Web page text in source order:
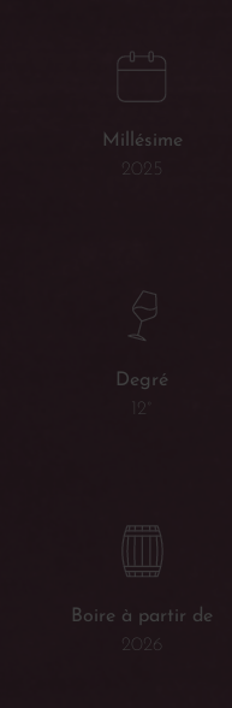
Millésime
2025
Degré
12°
Boire à partir de
2026